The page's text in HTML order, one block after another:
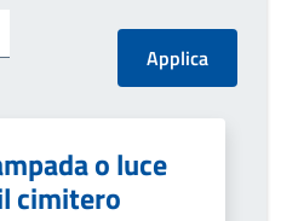
o luce
cimitero